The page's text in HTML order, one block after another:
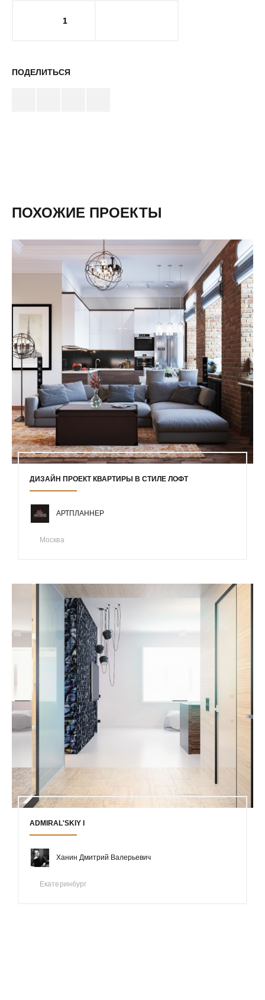
1
ПОДЕЛИТЬСЯ
ПОХОЖИЕ ПРОЕКТЫ
ДИЗАЙН ПРОЕКТ КВАРТИРЫ В СТИЛЕ ЛОФТ
АРТПЛАННЕР
Москва
ADMIRAL'SKIY I
Ханин Дмитрий Валерьевич
Екатеринбург